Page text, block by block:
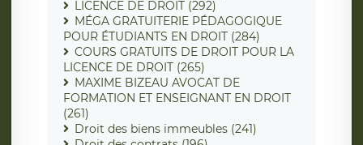
LICENCE DE DROIT (292)
MÉGA GRATUITERIE PÉDAGOGIQUE
POUR ÉTUDIANTS EN DROIT (284)
COURS GRATUITS DE DROIT POUR LA
LICENCE DE DROIT (265)
MAXIME BIZEAU AVOCAT DE
FORMATION ET ENSEIGNANT EN DROIT
(261)
Droit des biens immeubles (241)